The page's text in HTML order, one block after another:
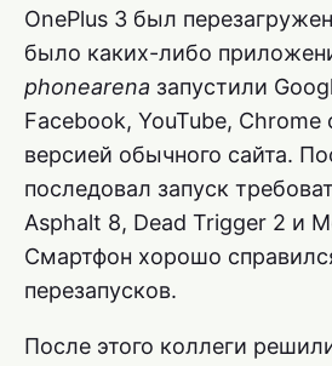
OnePlus 3 был
было каких-либо
phonearena запустили
Facebook, YouTube, Chrome
версией обычного сайта.
последовал запуск
Asphalt 8, Dead Trigger 2 и
Смартфон хорошо
перезапусков.
После этого коллеги